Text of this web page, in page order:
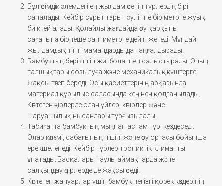
Бұл өсімдік әлемдегі ең жылдам өсетін түрлердің бірі
саналады. Кейбір сұрыптары тәулігіне бір метрге жуық
биіктей алады. Қолайлы жағдайда өсу қарқыны
сағатына бірнеше сантиметрге дейін жетеді. Мұндай
жылдамдық тіпті мамандарды да таңғалдырады.
Бамбуктың беріктігін жиі болатпен салыстырады. Оның
талшықтары созылуға және механикалық күштерге
жақсы төтеп береді. Осы қасиеттерінің арқасында
материал құрылыс саласында кеңінен қолданылады.
Көптеген өңірлерде одан үйлер, көпірлер және
шаруашылық нысандары тұрғызылады.
Табиғатта бамбуктың мыңнан астам түрі кездеседі.
Олар көлемі, сабағының пішіні және өсу ортасы бойынша
ерекшеленеді. Кейбір түрлер тропиктік климатты
ұнатады. Басқалары таулы аймақтарда және
салқындау өңірлерде де жақсы өседі.
Көптеген жануарлар үшін бамбук негізгі қорек көздерінің